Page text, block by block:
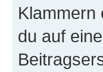
Klammern
du auf